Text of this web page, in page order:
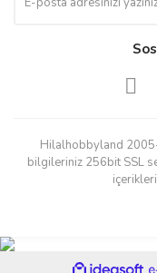
Hilalhobbyland 2005-
bilgileriniz 256bit SSL